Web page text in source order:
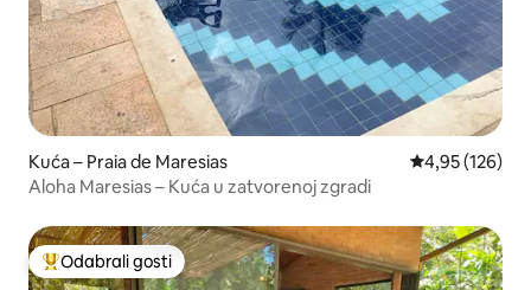
Kuća – Praia de Maresias Prosječna
4,95 (126)
Aloha Maresias – Kuća u zatvorenoj zgradi
Među najviše rangiranima s oznakom „Odabrali gosti”
Odabrali gosti